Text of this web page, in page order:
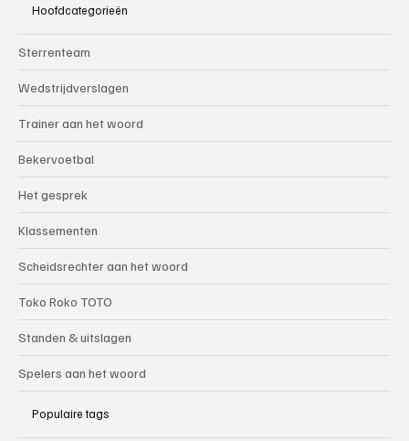
Hoofdcategorieën
Sterrenteam
Wedstrijdverslagen
Trainer aan het woord
Bekervoetbal
Het gesprek
Klassementen
Scheidsrechter aan het woord
Toko Roko TOTO
Standen & uitslagen
Spelers aan het woord
Populaire tags